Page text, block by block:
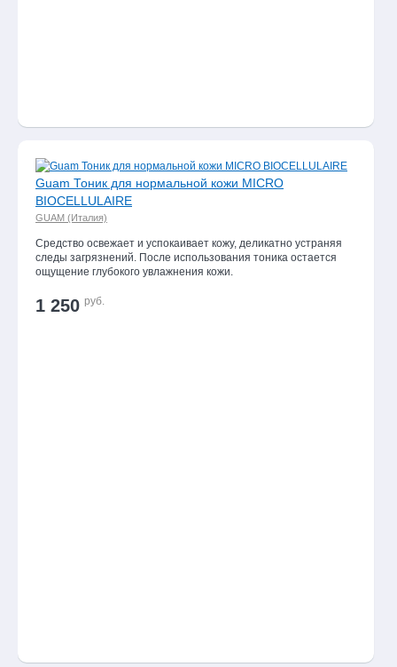
Guam Тоник для нормальной кожи MICRO
BIOCELLULAIRE
GUAM (Италия)
Средство освежает и успокаивает кожу, деликатно устраняя
следы загрязнений. После использования тоника остается
ощущение глубокого увлажнения кожи.
1 250 руб.